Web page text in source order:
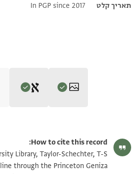
תאריך קלט
In PGP since 2017
Mordechai Akiva Friedman,India Book 2:
Yemen, and the India trade: Cairo Geniza
(in Hebrew) (Ben-Zvi Institute, 2010).
T-S 8J31.1 1v
לך אדוני יחידתי בגופי זה מנשפת
How to cite this record:
Library, Taylor-Schechter, T-S
through the Princeton Geniza